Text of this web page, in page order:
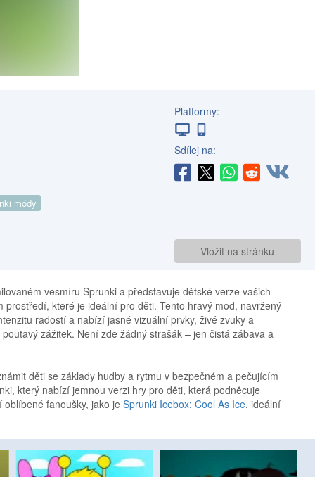
módy
Platformy:
Sdílej na:
Vložit na stránku
vesmíru Sprunki a představuje dětské verze vašich
které je ideální pro děti. Tento hravý mod, navržený
radostí a nabízí jasné vizuální prvky, živé zvuky a
zážitek. Není zde žádný strašák – jen čistá zábava a
děti se základy hudby a rytmu v bezpečném a pečujícím
který nabízí jemnou verzi hry pro děti, která podněcuje
oblíbené fanoušky, jako jeSprunki Icebox: Cool As Ice, ideální